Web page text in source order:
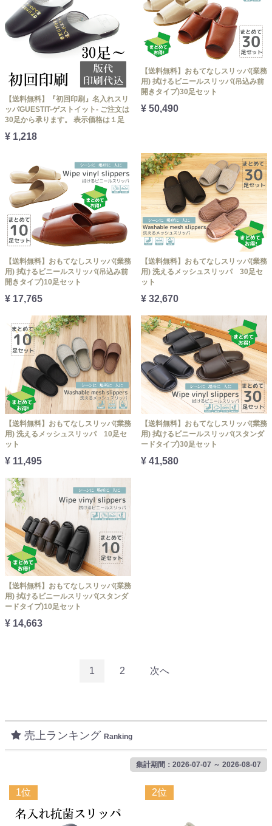
【送料無料】『初回印刷』名入れスリ
ッパGUESTIT-ゲストイット- ご注文は
30足から承ります。 表示価格は１足
¥ 1,218
【送料無料】おもてなしスリッパ(業務
用) 拭けるビニールスリッパ(吊込み前
開きタイプ)30足セット
¥ 50,490
【送料無料】おもてなしスリッパ(業務
用) 拭けるビニールスリッパ(吊込み前
開きタイプ)10足セット
¥ 17,765
【送料無料】おもてなしスリッパ(業務
用) 洗えるメッシュスリッパ 30足セ
ット
¥ 32,670
【送料無料】おもてなしスリッパ(業務
用) 洗えるメッシュスリッパ 10足セ
ット
¥ 11,495
【送料無料】おもてなしスリッパ(業務
用) 拭けるビニールスリッパ(スタンダ
ードタイプ)30足セット
¥ 41,580
【送料無料】おもてなしスリッパ(業務
用) 拭けるビニールスリッパ(スタンダ
ードタイプ)10足セット
¥ 14,663
1 2 次へ
売上ランキング Ranking
集計期間：2026-07-07 ～ 2026-08-07
1位 2位